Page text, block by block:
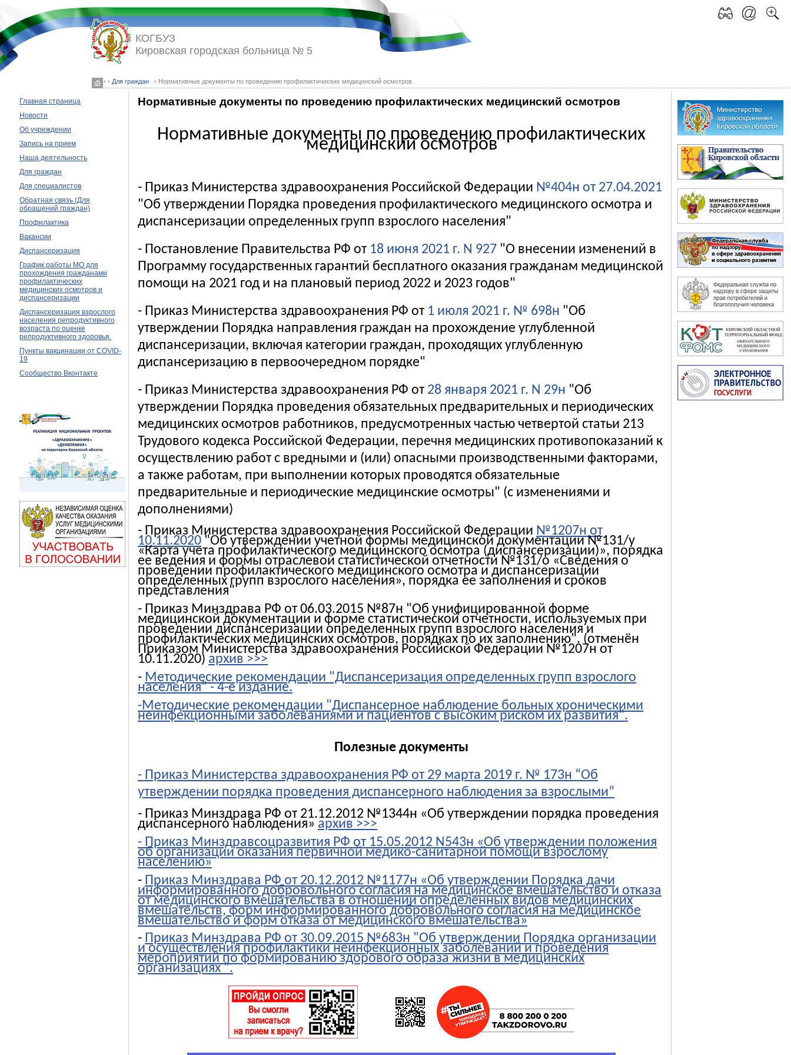
◦ ◦ Для граждан ◦ Нормативные документы по проведению профилактических медицинский осмотров
КОГБУЗ
Кировская городская больница № 5
Главная страница
Новости
Об учреждении
Запись на прием
Наша деятельность
Для граждан
Для специалистов
Обратная связь (Для
обращений граждан)
Профилактика
Вакансии
Диспансеризация
График работы МО для
прохождения гражданами
профилактических
медицинских осмотров и
диспансеризации
Диспансеризация взрослого
населения репродуктивного
возраста по оценке
репродуктивного здоровья.
Пункты вакцинации от COVID-
19
Сообщество Вконтакте
Нормативные документы по проведению профилактических медицинский осмотров
Нормативные документы по проведению профилактических
медицинский осмотров
- Приказ Министерства здравоохранения Российской Федерации №404н от 27.04.2021
"Об утверждении Порядка проведения профилактического медицинского осмотра и
диспансеризации определенных групп взрослого населения"
- Постановление Правительства РФ от 18 июня 2021 г. N 927 "О внесении изменений в
Программу государственных гарантий бесплатного оказания гражданам медицинской
помощи на 2021 год и на плановый период 2022 и 2023 годов"
- Приказ Министерства здравоохранения РФ от 1 июля 2021 г. № 698н "Об
утверждении Порядка направления граждан на прохождение углубленной
диспансеризации, включая категории граждан, проходящих углубленную
диспансеризацию в первоочередном порядке"
- Приказ Министерства здравоохранения РФ от 28 января 2021 г. N 29н "Об
утверждении Порядка проведения обязательных предварительных и периодических
медицинских осмотров работников, предусмотренных частью четвертой статьи 213
Трудового кодекса Российской Федерации, перечня медицинских противопоказаний к
осуществлению работ с вредными и (или) опасными производственными факторами,
а также работам, при выполнении которых проводятся обязательные
предварительные и периодические медицинские осмотры" (с изменениями и
дополнениями)
- Приказ Министерства здравоохранения Российской Федерации №1207н от
10.11.2020 "Об утверждении учетной формы медицинской документации №131/у
«Карта учета профилактического медицинского осмотра (диспансеризации)», порядка
ее ведения и формы отраслевой статистической отчетности №131/о «Сведения о
проведении профилактического медицинского осмотра и диспансеризации
определенных групп взрослого населения», порядка ее заполнения и сроков
представления"
- Приказ Минздрава РФ от 06.03.2015 №87н "Об унифицированной форме
медицинской документации и форме статистической отчетности, используемых при
проведении диспансеризации определенных групп взрослого населения и
профилактических медицинских осмотров, порядках по их заполнению". (отменён
Приказом Министерства здравоохранения Российской Федерации №1207н от
10.11.2020) архив >>>
- Методические рекомендации "Диспансеризация определенных групп взрослого
населения" - 4-е издание.
-Методические рекомендации "Диспансерное наблюдение больных хроническими
неинфекционными заболеваниями и пациентов с высоким риском их развития".
Полезные документы
- Приказ Министерства здравоохранения РФ от 29 марта 2019 г. № 173н “Об
утверждении порядка проведения диспансерного наблюдения за взрослыми”
- Приказ Минздрава РФ от 21.12.2012 №1344н «Об утверждении порядка проведения
диспансерного наблюдения» архив >>>
- Приказ Минздравсоцразвития РФ от 15.05.2012 N543н «Об утверждении положения
об организации оказания первичной медико-санитарной помощи взрослому
населению»
- Приказ Минздрава РФ от 20.12.2012 №1177н «Об утверждении Порядка дачи
информированного добровольного согласия на медицинское вмешательство и отказа
от медицинского вмешательства в отношении определенных видов медицинских
вмешательств, форм информированного добровольного согласия на медицинское
вмешательство и форм отказа от медицинского вмешательства»
- Приказ Минздрава РФ от 30.09.2015 №683н "Об утверждении Порядка организации
и осуществления профилактики неинфекционных заболеваний и проведения
мероприятий по формированию здорового образа жизни в медицинских
организациях ".